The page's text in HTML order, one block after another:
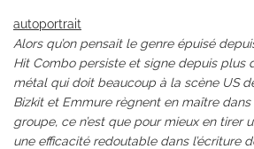
autoportrait
Alors qu’on pensait le genre épuisé
Hit Combo persiste et signe depuis plus
métal qui doit beaucoup à la scène US
Bizkit et Emmure règnent en maître
groupe, ce n’est que pour mieux en tirer
une efficacité redoutable dans l’écriture